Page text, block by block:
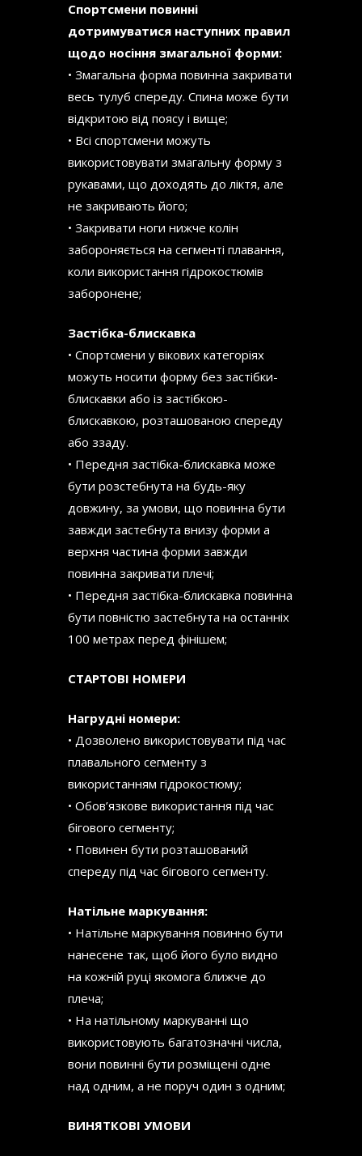
Спортсмени повинні
дотримуватися наступних правил
щодо носіння змагальної форми:
• Змагальна форма повинна закривати
весь тулуб спереду. Спина може бути
відкритою від поясу і вище;
• Всі спортсмени можуть
використовувати змагальну форму з
рукавами, що доходять до ліктя, але
не закривають його;
• Закривати ноги нижче колін
забороняється на сегменті плавання,
коли використання гідрокостюмів
заборонене;
Застібка-блискавка
• Спортсмени у вікових категоріях
можуть носити форму без застібки-
блискавки або із застібкою-
блискавкою, розташованою спереду
або ззаду.
• Передня застібка-блискавка може
бути розстебнута на будь-яку
довжину, за умови, що повинна бути
завжди застебнута внизу форми а
верхня частина форми завжди
повинна закривати плечі;
• Передня застібка-блискавка повинна
бути повністю застебнута на останніх
100 метрах перед фінішем;
СТАРТОВІ НОМЕРИ
Нагрудні номери:
• Дозволено використовувати під час
плавального сегменту з
використанням гідрокостюму;
• Обов’язкове використання під час
бігового сегменту;
• Повинен бути розташований
спереду під час бігового сегменту.
Натільне маркування:
• Натільне маркування повинно бути
нанесене так, щоб його було видно
на кожній руці якомога ближче до
плеча;
• На натільному маркуванні що
використовують багатозначні числа,
вони повинні бути розміщені одне
над одним, а не поруч один з одним;
ВИНЯТКОВІ УМОВИ